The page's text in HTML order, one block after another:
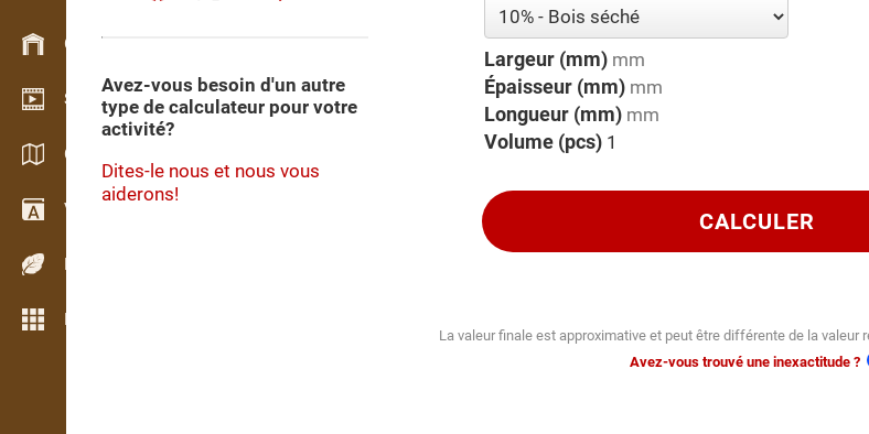
Gestion du stock
Schowroom vidéo
Catalogues / Brochures
Vocabulaire
Espèces de bois
Plus de fonctions
Avez-vous besoin d'un autre
type de calculateur pour votre
activité?
Dites-le nous et nous vous
aiderons!
Largeur (mm)
Épaisseur (mm)
Longueur (mm)
Volume (pcs)
CALCULER
La valeur finale est approximative et peut être différente de la valeur
Avez-vous trouvé une inexactitude ?